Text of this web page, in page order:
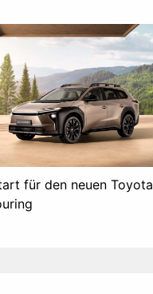
für den neuen Toyota